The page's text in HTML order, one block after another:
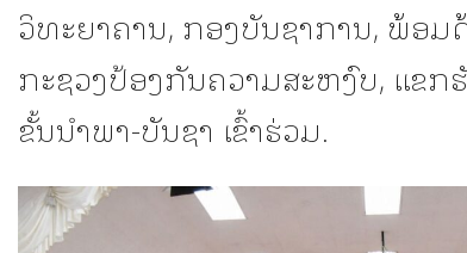
ວິທະຍາຄານ, ກອງບັນຊາການ, ພ້ອ
ກະຊວງປ້ອງກັນຄວາມສະຫງົບ, ແຂກ
ຂັ້ນນໍາພາ-ບັນຊາ ເຂົ້າຮ່ວມ.